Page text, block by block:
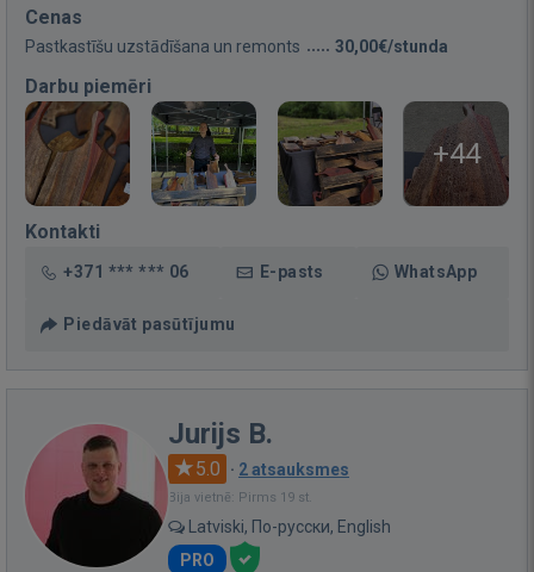
Cenas
Pastkastīšu uzstādīšana un remonts 30,00€/stunda
Darbu piemēri
+44
Kontakti
+371 *** *** 06 E-pasts WhatsApp
Piedāvāt pasūtījumu
Jurijs B.
5.0 · 2 atsauksmes
Bija vietnē: Pirms 19 st.
Latviski, По-русски, English
PRO